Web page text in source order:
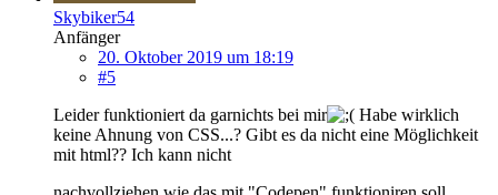
Skybiker54
Anfänger
20. Oktober 2019 um 18:19
#5
Leider funktioniert da garnichts bei mir
Habe wirklich
keine Ahnung von CSS...? Gibt es da nicht eine Möglichkeit
mit html?? Ich kann nicht